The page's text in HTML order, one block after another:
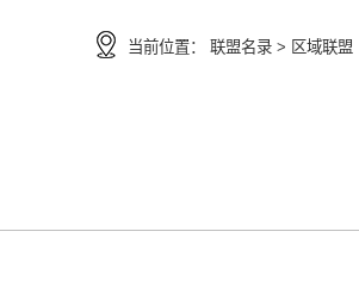
当前位置： 联盟名录 > 区域联盟